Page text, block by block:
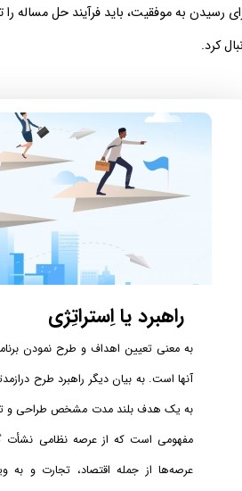
رسیدن به موفقیت‌، باید فرآیند حل مساله
کرد.
راهبرد یا اِستراتِژی
به معنی تعیین اهداف و طرح نمودن
آنها است. به بیان دیگر راهبرد طرح
به یک هدف بلند مدت مشخص طراحی و
مفهومی است که از عرصه نظامی نشأت
عرصه‌ها از جمله اقتصاد، تجارت و به